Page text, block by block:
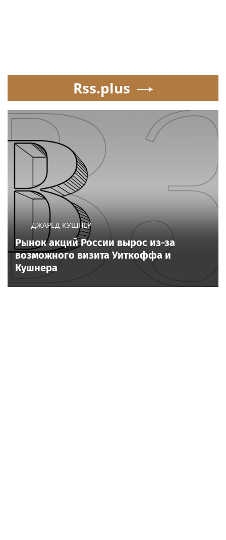
Rss.plus
ДЖАРЕД КУШНЕР
Рынок акций России вырос из-за
возможного визита Уиткоффа и
Кушнера